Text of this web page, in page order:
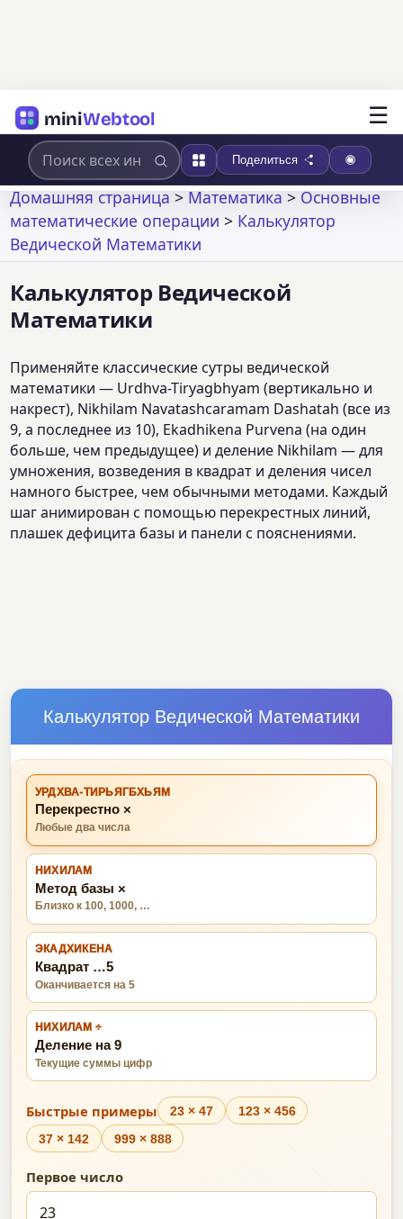
miniWebtool ☰
Поделиться
Домашняя страница>Математика>Основные
математические операции > Калькулятор
Ведической Математики
Калькулятор Ведической
Математики
Применяйте классические сутры ведической
математики — Urdhva-Tiryagbhyam (вертикально и
накрест), Nikhilam Navatashcaramam Dashatah (все из
9, а последнее из 10), Ekadhikena Purvena (на один
больше, чем предыдущее) и деление Nikhilam — для
умножения, возведения в квадрат и деления чисел
намного быстрее, чем обычными методами. Каждый
шаг анимирован с помощью перекрестных линий,
плашек дефицита базы и панели с пояснениями.
Калькулятор Ведической Математики
УРДХВА-ТИРЬЯГБХЬЯМ
Перекрестно ×
Любые два числа
НИХИЛАМ
Метод базы ×
Близко к 100, 1000, …
ЭКАДХИКЕНА
Квадрат …5
Оканчивается на 5
НИХИЛАМ ÷
Деление на 9
Текущие суммы цифр
Быстрые примеры 23 × 47
123 × 456
37 × 142
999 × 888
Первое число